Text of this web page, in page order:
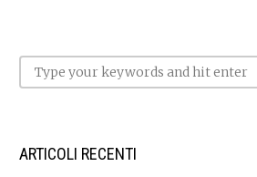
ARTICOLI RECENTI